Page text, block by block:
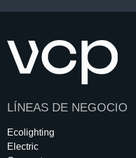
LÍNEAS DE NEGOCIO
Ecolighting
Electric